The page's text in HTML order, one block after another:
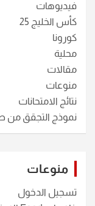
فيديوهات
كأس الخليج 25
كورونا
محلية
مقالات
منوعات
نتائج الامتحانات
نموذج التجقق من
منوعات
تسجيل الدخول